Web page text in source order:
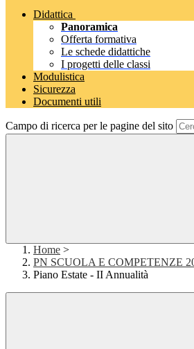
Didattica
Panoramica
Offerta formativa
Le schede didattiche
I progetti delle classi
Modulistica
Sicurezza
Documenti utili
Campo di ricerca per le pagine del sito
Home >
PN SCUOLA E COMPETENZE
Piano Estate - II Annualità